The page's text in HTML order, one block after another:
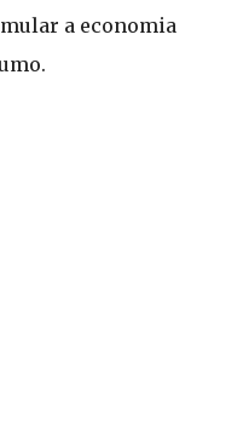
a economia